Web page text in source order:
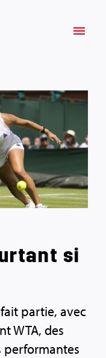
si
partie, avec
WTA, des
performantes